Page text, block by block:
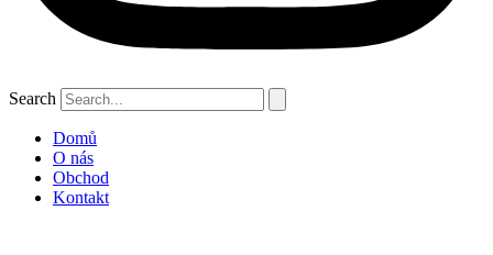
Search
Domů
O nás
Obchod
Kontakt